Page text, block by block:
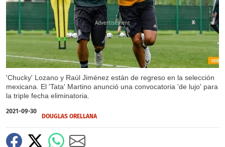
'Chucky' Lozano y Raúl Jiménez están de regreso en la selección
mexicana. El 'Tata' Martino anunció una convocatoria 'de lujo' para
la triple fecha eliminatoria.
X
2021-09-30
DOUGLAS ORELLANA